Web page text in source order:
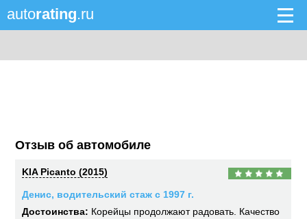
autorating.ru
Отзыв об автомобиле
KIA Picanto (2015)
Денис, водительский стаж с 1997 г.
Достоинства: Корейцы продолжают радовать. Качество